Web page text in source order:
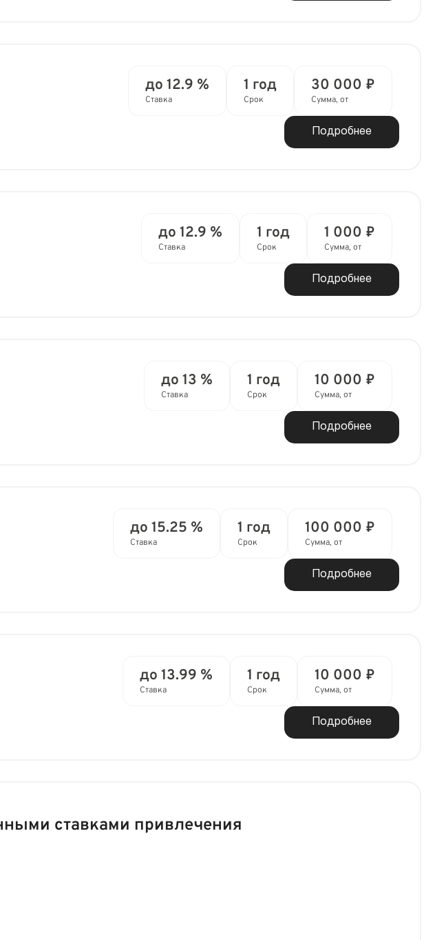
до 12.9 %
Ставка
1 год
Срок
30 000 ₽
Сумма, от
Подробнее
до 12.9 %
Ставка
1 год
Срок
1 000 ₽
Сумма, от
Подробнее
до 13 %
Ставка
1 год
Срок
10 000 ₽
Сумма, от
Подробнее
до 15.25 %
Ставка
1 год
Срок
100 000 ₽
Сумма, от
Подробнее
до 13.99 %
Ставка
1 год
Срок
10 000 ₽
Сумма, от
Подробнее
ставками привлечения